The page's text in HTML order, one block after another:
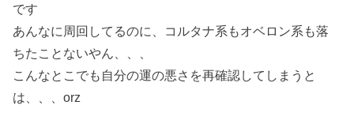
です
あんなに周回してるのに、コルタナ系もオベロン系も落
ちたことないやん、、、
こんなとこでも自分の運の悪さを再確認してしまうと
は、、、orz